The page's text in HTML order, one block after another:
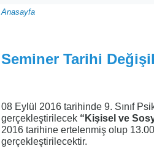
Sayfa
yolu
Anasayfa
Seminer Tarihi
08 Eylül 2016 tarihinde 9. Sınıf
gerçekleştirilecek “Kişisel ve
2016 tarihine ertelenmiş olup
gerçekleştirilecektir.